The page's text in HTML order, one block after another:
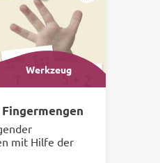
Werkzeug
mit Hilfe der